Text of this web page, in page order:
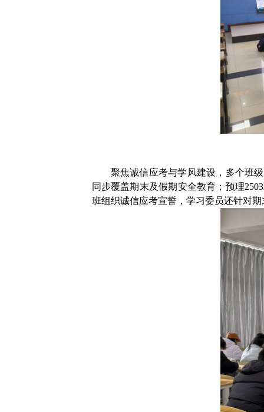
聚焦诚信应考与学风建设，多个班
同步覆盖期末及假期安全教育；预理2503
班组织诚信应考宣誓，学习委员还针对